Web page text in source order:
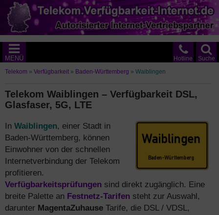
Suche
Hotline
MENÜ
Telekom » Verfügbarkeit » Baden-Württemberg » Waiblingen
Telekom Waiblingen – Verfügbarkeit DSL,
Glasfaser, 5G, LTE
In Waiblingen, einer Stadt in
Baden-Württemberg, können
Einwohner von der schnellen
Internetverbindung der Telekom
profitieren.
Verfügbarkeitsprüfungen sind direkt zugänglich. Eine
breite Palette an Festnetz-Tarifen steht zur Auswahl,
darunter MagentaZuhause Tarife, die DSL / VDSL,